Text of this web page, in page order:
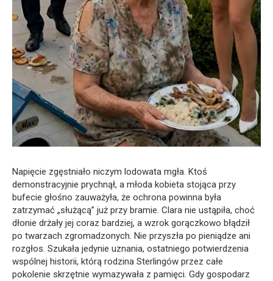
Napięcie zgęstniało niczym lodowata mgła. Ktoś
demonstracyjnie prychnął, a młoda kobieta stojąca przy
bufecie głośno zauważyła, że ochrona powinna była
zatrzymać „służącą” już przy bramie. Clara nie ustąpiła, choć
dłonie drżały jej coraz bardziej, a wzrok gorączkowo błądził
po twarzach zgromadzonych. Nie przyszła po pieniądze ani
rozgłos. Szukała jedynie uznania, ostatniego potwierdzenia
wspólnej historii, którą rodzina Sterlingów przez całe
pokolenie skrzętnie wymazywała z pamięci. Gdy gospodarz